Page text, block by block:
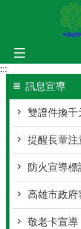
跳到主要內容區塊
:::
訊息宣導
雙證件換千
提醒長輩注
防火宣導標
高雄市政府客
敬老卡宣導